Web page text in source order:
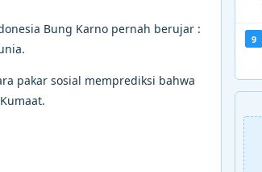
Bung Karno pernah berujar :
pakar sosial memprediksi bahwa
9